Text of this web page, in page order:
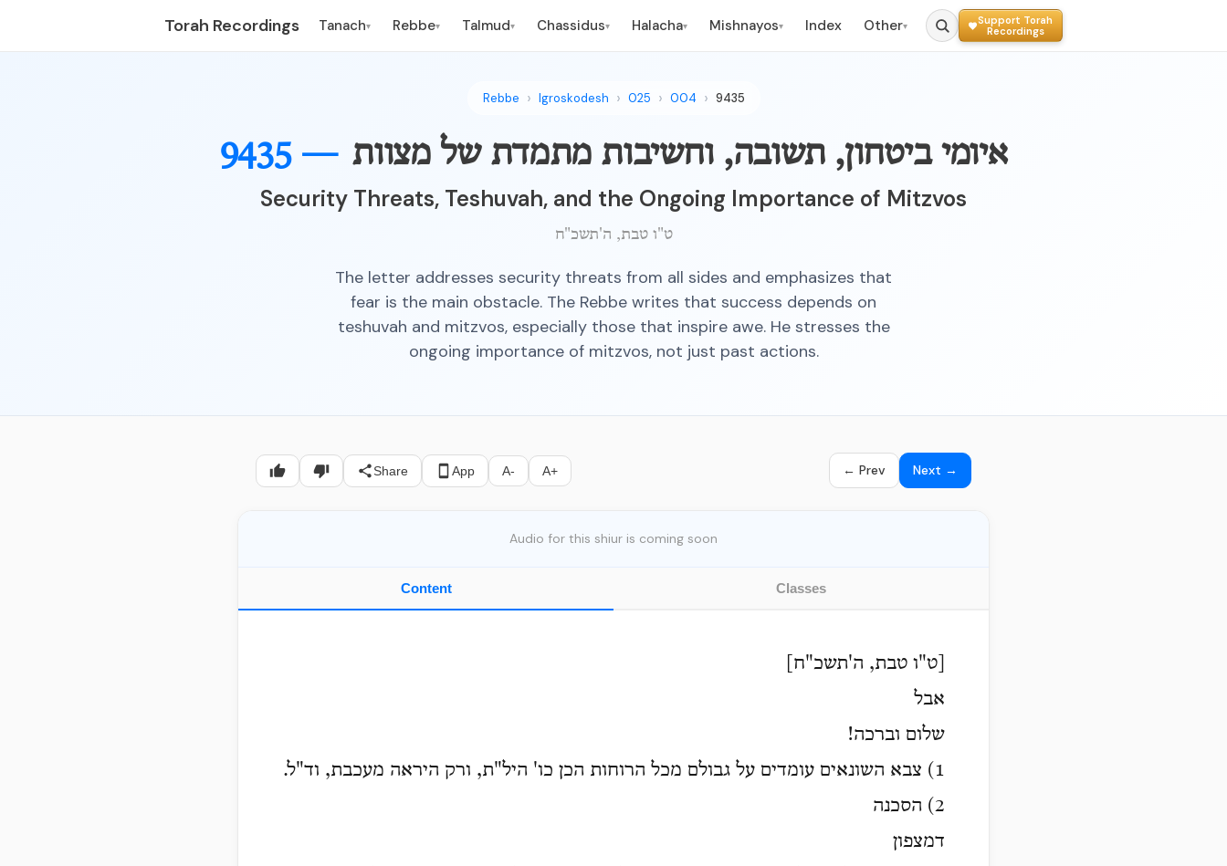
Torah Recordings Tanach▾ Rebbe▾ Talmud▾ Chassidus▾ Halacha▾ Mishnayos▾ Index Other▾
Support Torah
Recordings
Rebbe Igroskodesh 025 004 9435
9435 — איומי ביטחון, תשובה, וחשיבות מתמדת של מצוות
Security Threats, Teshuvah, and the Ongoing Importance of Mitzvos
ט"ו טבת, ה'תשכ"ח
The letter addresses security threats from all sides and emphasizes that
fear is the main obstacle. The Rebbe writes that success depends on
teshuvah and mitzvos, especially those that inspire awe. He stresses the
ongoing importance of mitzvos, not just past actions.
Share App A- A+ ← Prev Next →
Audio for this shiur is coming soon
Content Classes
[ט"ו טבת, ה'תשכ"ח]
אבל
שלום וברכה!
1) צבא השונאים עומדים על גבולם מכל הרוחות הכן כו' היל"ת, ורק היראה מעכבת, וד"ל.
2) הסכנה
דמצפון